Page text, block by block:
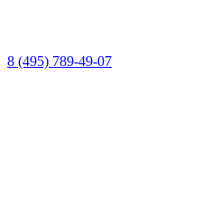
8 (495) 789-49-07